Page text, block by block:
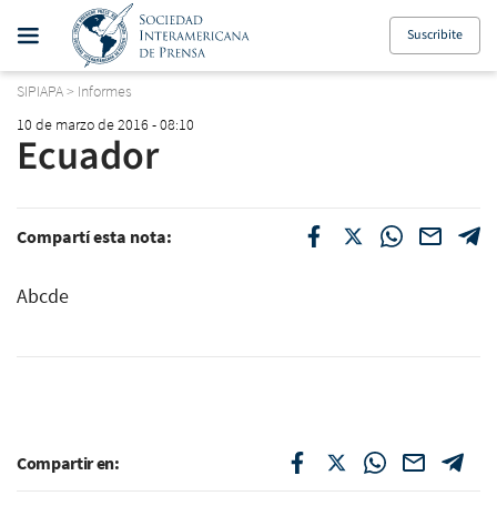
Suscribite
SIPIAPA> Informes
10 de marzo de 2016 - 08:10
Ecuador
Compartí esta nota:
Abcde
Compartir en: